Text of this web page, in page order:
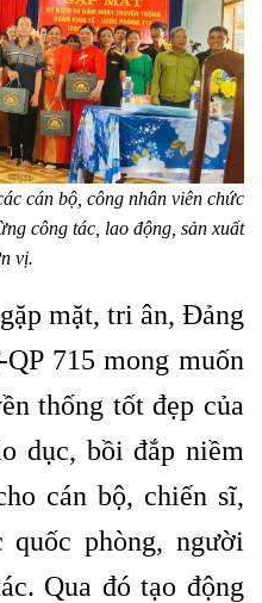
cán bộ, công nhân viên chức
công tác, lao động, sản xuất
vị.
mặt, tri ân, Đảng
715 mong muốn
thống tốt đẹp của
dục, bồi đắp niềm
cán bộ, chiến sĩ,
quốc phòng, người
Qua đó tạo động